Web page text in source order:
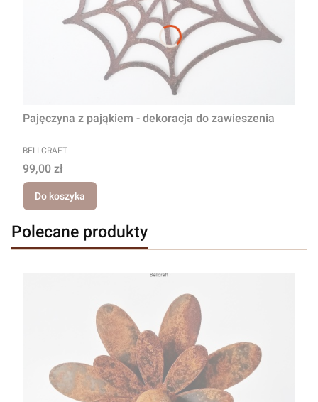
Pajęczyna z pająkiem - dekoracja do zawieszenia
PRODUCENT
BELLCRAFT
Cena
99,00 zł
Do koszyka
Polecane produkty